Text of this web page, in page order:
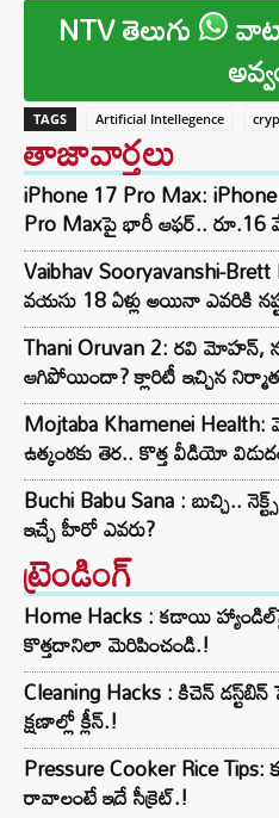
NTV తెలుగు
TAGS Artificial Intellegence
తాజావార్తలు
iPhone 17 Pro Max:
Pro Maxపై భారీ ఆఫర్.. రూ.16
Vaibhav Sooryavanshi-
వయసు 18 ఏళ్లు అయినా ఎవరికి
Thani Oruvan 2: రవి మోహన్,
ఆగిపోయిందా? క్లారిటీ ఇచ్చిన నిర్మాత
Mojtaba Khamenei
ఉత్కంఠకు తెర.. కొత్త వీడియో
Buchi Babu Sana : బుచ్చి..
ఇచ్చే హీరో ఎవరు?
ట్రెండింగ్‌
Home Hacks : కడాయి
కొత్తదానిలా మెరిపించండి.!
Cleaning Hacks : కిచెన్
క్షణాల్లో క్లీన్.!
Pressure Cooker Rice Tips:
రావాలంటే ఇదే సీక్రెట్.!